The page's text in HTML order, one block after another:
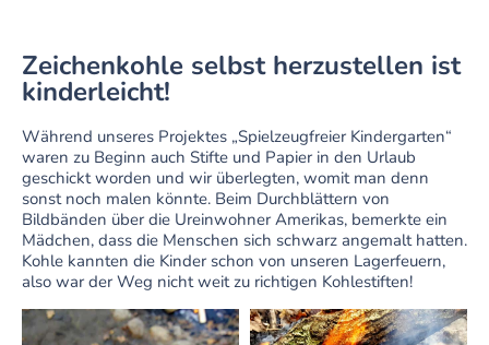
Zeichenkohle selbst herzustellen ist
kinderleicht!
Während unseres Projektes „Spielzeugfreier Kindergarten“
waren zu Beginn auch Stifte und Papier in den Urlaub
geschickt worden und wir überlegten, womit man denn
sonst noch malen könnte. Beim Durchblättern von
Bildbänden über die Ureinwohner Amerikas, bemerkte ein
Mädchen, dass die Menschen sich schwarz angemalt hatten.
Kohle kannten die Kinder schon von unseren Lagerfeuern,
also war der Weg nicht weit zu richtigen Kohlestiften!